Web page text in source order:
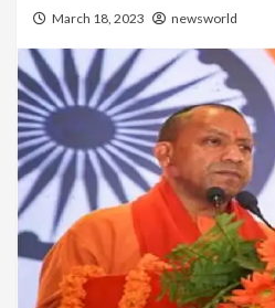
March 18, 2023 newsworld